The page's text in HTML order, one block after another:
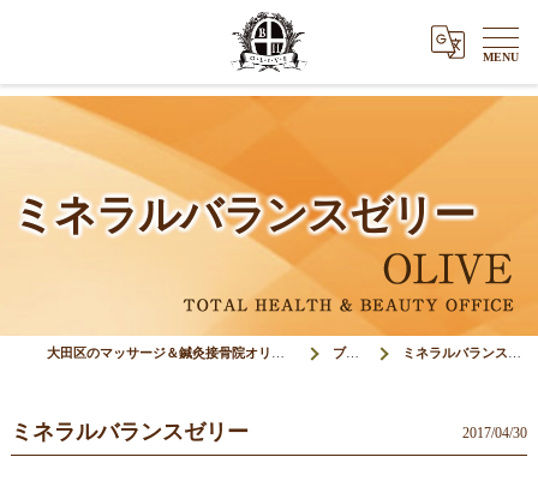
ミネラルバランスゼリー
ブログ ミネラルバランスゼリー
ミネラルバランスゼリー 2017/04/30